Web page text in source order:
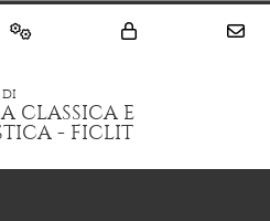
DI
CLASSICA E
- FICLIT